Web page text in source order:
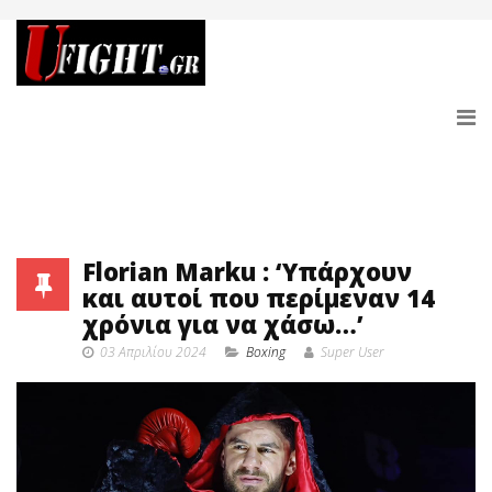
Florian Marku : ‘Υπάρχουν
και αυτοί που περίμεναν 14
χρόνια για να χάσω…’
03 Απριλίου 2024 Boxing Super User